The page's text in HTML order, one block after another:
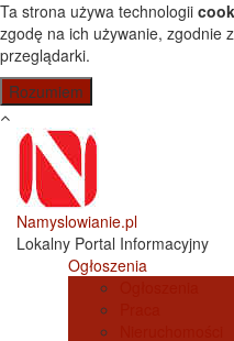
Przejdź do treści
Ta strona używa technologii
zgodę na ich używanie, zgodnie
przeglądarki.
Namyslowianie.pl
Lokalny Portal Informacyjny
Ogłoszenia